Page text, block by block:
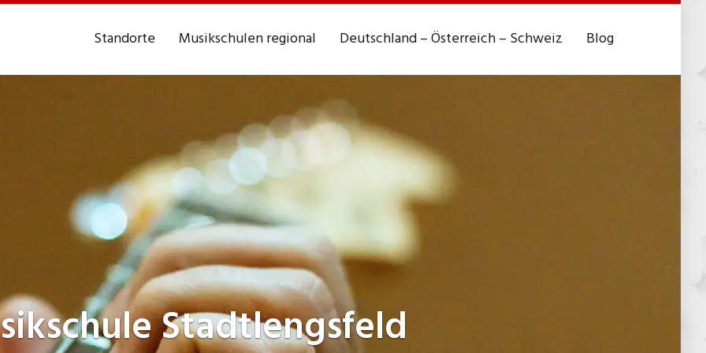
Standorte Musikschulen regional Deutschland – Österreich – Schweiz Blog
Stadtlengsfeld